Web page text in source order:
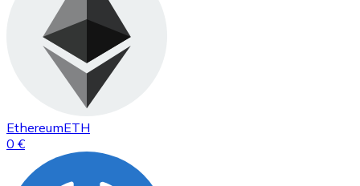
EthereumETH
0 €